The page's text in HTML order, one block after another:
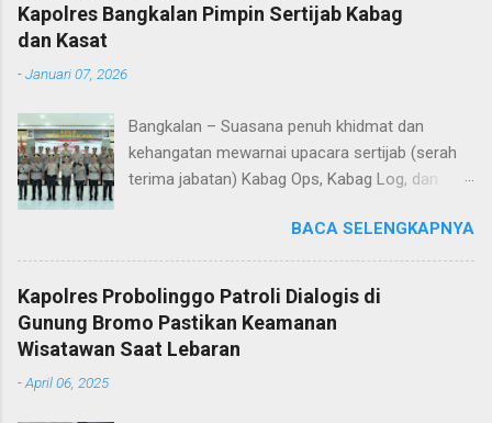
Kapolres Bangkalan Pimpin Sertijab Kabag
dan Kasat
-Januari 07, 2026
Bangkalan – Suasana penuh khidmat dan
kehangatan mewarnai upacara sertijab (serah
terima jabatan) Kabag Ops, Kabag Log, dan
Aula Sarja Arya Racana Polres Bangkalan, Rabu
(07/01/2026). Upacara tersebut menjadi
momen penting bagi jajaran Polres Bangkalan,
bukan hanya sebagai pergantian jabatan
struktural, tetapi juga sebagai bentuk regenerasi
BACA SELENGKAPNYA
Kapolres Probolinggo Patroli Dialogis di
Gunung Bromo Pastikan Keamanan
Wisatawan Saat Lebaran
-April 06, 2025